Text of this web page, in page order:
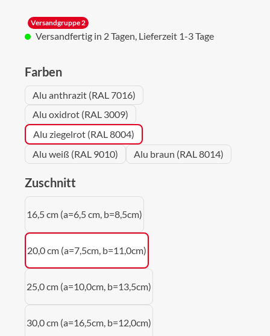
Versandgruppe 2
Versandfertig in 2 Tagen, Lieferzeit 1-3 Tage
Farbenauswählen
Alu anthrazit (RAL 7016)
Alu oxidrot (RAL 3009)
Alu ziegelrot (RAL 8004)
Alu weiß (RAL 9010)
Alu braun (RAL 8014)
Zuschnitt
16,5 cm (a=6,5 cm, b=8,5cm)
20,0 cm (a=7,5cm, b=11,0cm)
25,0 cm (a=10,0cm, b=13,5cm)
30,0 cm (a=16,5cm, b=12,0cm)